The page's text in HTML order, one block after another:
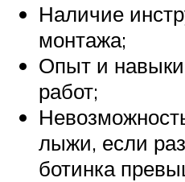
Наличие
монтажа;
Опыт и
работ;
лыжи, если
ботинка